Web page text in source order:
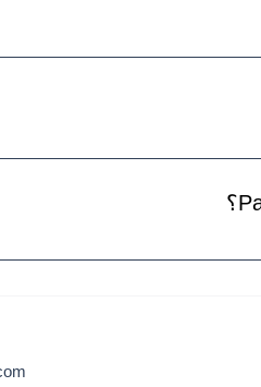
غير المصرح لهم. نوصي
الفور مع رقم الطلب وصورة
أو من تجار التجزئة المعتمدين.